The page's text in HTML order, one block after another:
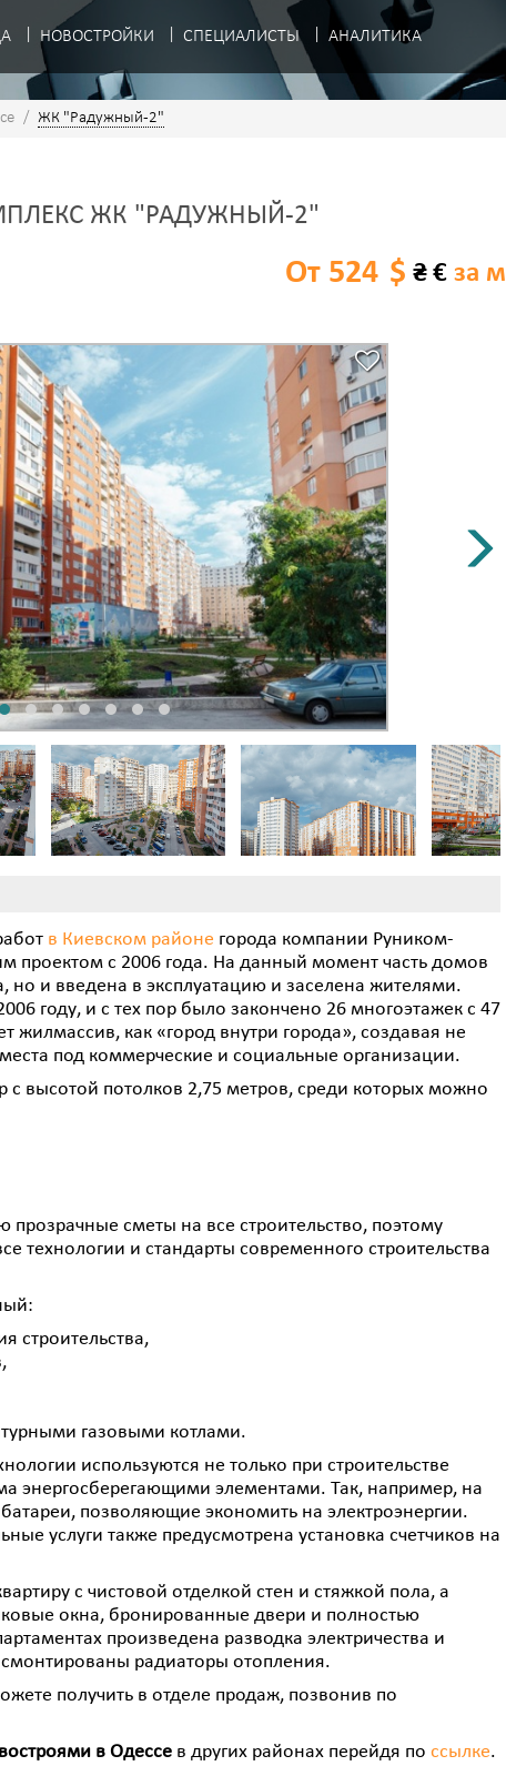
НОВОСТРОЙКИ СПЕЦИАЛИСТЫ АНАЛИТИКА
/ ЖК "Радужный-2"
ЖК "РАДУЖНЫЙ-2"
$ ₴ € за м
От 524
в Киевском районе города компании Руником-
проектом с 2006 года. На данный момент часть домов
но и введена в эксплуатацию и заселена жителями.
году, и с тех пор было закончено 26 многоэтажек с 47
жилмассив, как «город внутри города», создавая не
под коммерческие и социальные организации.
с высотой потолков 2,75 метров, среди которых можно
прозрачные сметы на все строительство, поэтому
технологии и стандарты современного строительства
строительства,
газовыми котлами.
используются не только при строительстве
энергосберегающими элементами. Так, например, на
позволяющие экономить на электроэнергии.
услуги также предусмотрена установка счетчиков на
с чистовой отделкой стен и стяжкой пола, а
окна, бронированные двери и полностью
произведена разводка электричества и
радиаторы отопления.
получить в отделе продаж, позвонив по
в Одессе в других районах перейдя по ссылке.